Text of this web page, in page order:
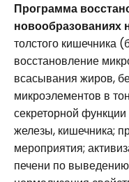
Программа
новообразованиях
толстого кишечника
восстановление
всасывания жиров,
микроэлементов в
секреторной
железы, кишечника;
мероприятия;
печени по